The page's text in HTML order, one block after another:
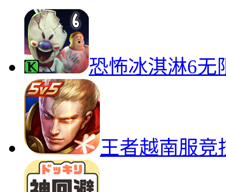
恐怖冰淇淋6无
王者越南服竞